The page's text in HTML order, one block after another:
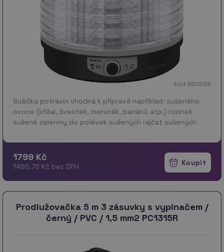
kód 980595
Sušička potravin vhodná k přípravě například: sušeného
ovoce (křížal, švestek, meruněk, banánů atp.) rozinek
sušené zeleniny do polévek sušených rajčat sušených
1799 Kč
1486.78 Kč bez DPH
Prodlužovačka 5 m 3 zásuvky s vypínačem /
černý / PVC / 1,5 mm2 PC1315R